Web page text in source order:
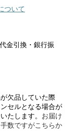
金引換・銀行振
欠品していた際
セルとなる場合が
たします。 お届け
数ですがこちらか